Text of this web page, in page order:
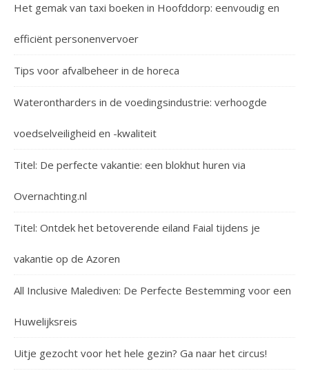
Het gemak van taxi boeken in Hoofddorp: eenvoudig en
efficiënt personenvervoer
Tips voor afvalbeheer in de horeca
Waterontharders in de voedingsindustrie: verhoogde
voedselveiligheid en -kwaliteit
Titel: De perfecte vakantie: een blokhut huren via
Overnachting.nl
Titel: Ontdek het betoverende eiland Faial tijdens je
vakantie op de Azoren
All Inclusive Malediven: De Perfecte Bestemming voor een
Huwelijksreis
Uitje gezocht voor het hele gezin? Ga naar het circus!